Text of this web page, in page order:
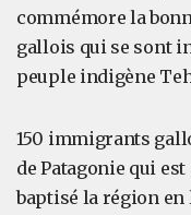
commémore la
gallois qui se sont
peuple indigène
150 immigrants
de Patagonie qui
baptisé la région en